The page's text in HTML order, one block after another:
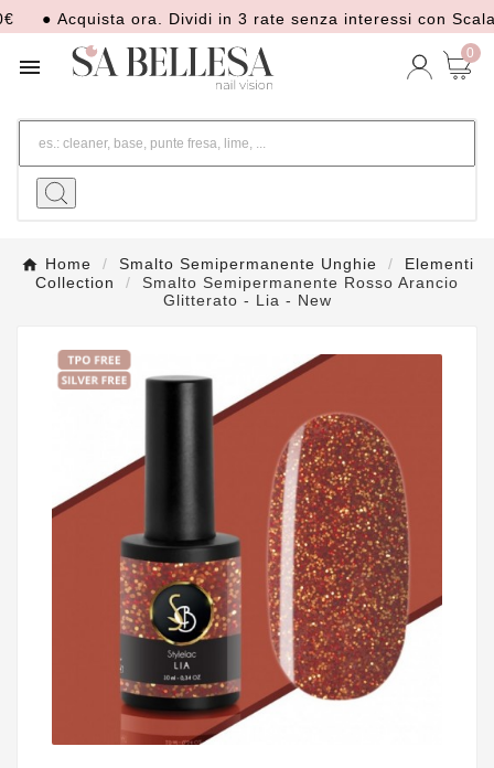
● Acquista ora. Dividi in 3 rate senza interessi con Scalapay

0
Home Smalto Semipermanente Unghie
Elementi
Collection
Smalto Semipermanente Rosso Arancio
Glitterato - Lia - New